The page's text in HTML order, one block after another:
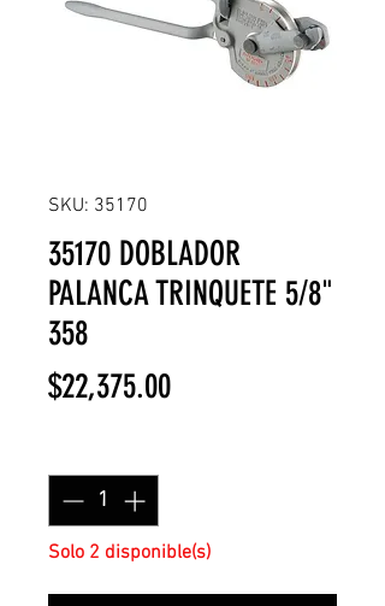
SKU: 35170
35170 DOBLADOR
PALANCA TRINQUETE 5/8"
358
$22,375.00Precio
Solo 2 disponible(s)